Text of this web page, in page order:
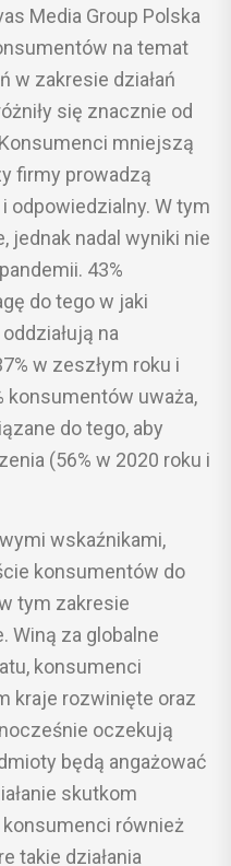
Media Group Polska
na temat
w zakresie działań
się znacznie od
mniejszą
firmy prowadzą
odpowiedzialny. W tym
jednak nadal wyniki nie
43%
do tego w jaki
na
w zeszłym roku i
konsumentów uważa,
do tego, aby
(56% w 2020 roku i
wskaźnikami,
konsumentów do
tym zakresie
Winą za globalne
konsumenci
kraje rozwinięte oraz
oczekują
będą angażować
skutkom
konsumenci również
takie działania